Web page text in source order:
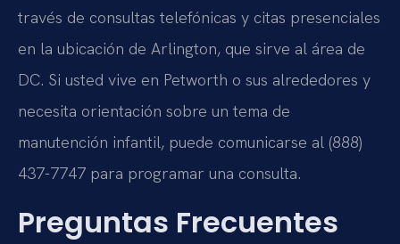
través de consultas telefónicas y citas presenciales
en la ubicación de Arlington, que sirve al área de
DC. Si usted vive en Petworth o sus alrededores y
necesita orientación sobre un tema de
manutención infantil, puede comunicarse al (888)
437-7747 para programar una consulta.
Preguntas Frecuentes